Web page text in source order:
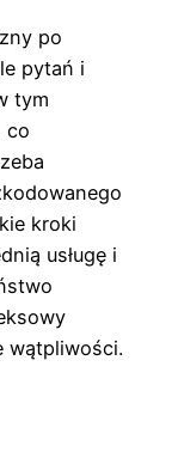
po
pytań i
tym
co
kroki
usługę i
wątpliwości.